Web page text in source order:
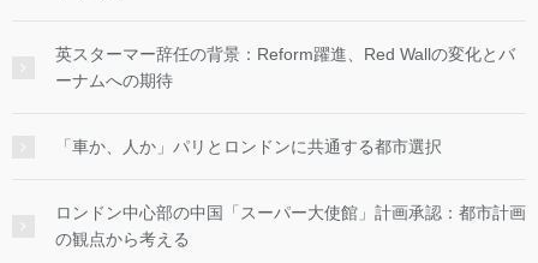
英スターマー辞任の背景：Reform躍進、Red Wallの変化とバ
ーナムへの期待
「車か、人か」パリとロンドンに共通する都市選択
ロンドン中心部の中国「スーパー大使館」計画承認：都市計画
の観点から考える